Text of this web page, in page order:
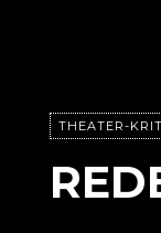
THEATER-